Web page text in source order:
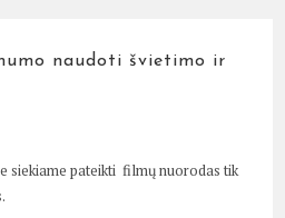
naudoti švietimo ir
siekiame pateikti filmų nuorodas tik